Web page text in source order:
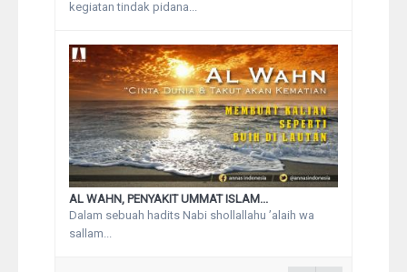
kegiatan tindak pidana...
AL WAHN, PENYAKIT UMMAT ISLAM...
Dalam sebuah hadits Nabi shollallahu ’alaih wa
sallam...